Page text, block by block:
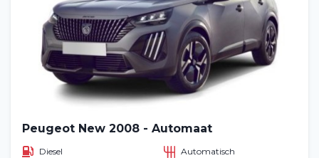
Peugeot New 2008 - Automaat
Diesel
Automatisch